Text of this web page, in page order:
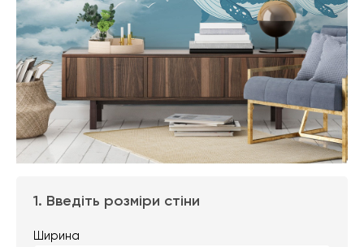
1. Введіть розміри стіни
Ширина